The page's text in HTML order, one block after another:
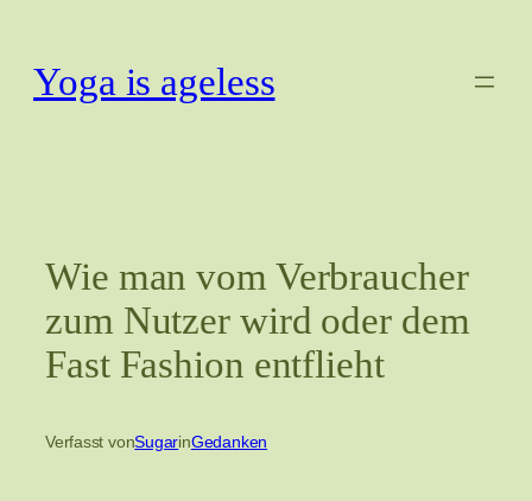
springen
Yoga is ageless
Wie man vom Verbraucher
zum Nutzer wird oder dem
Fast Fashion entflieht
Verfasst vonSugarinGedanken